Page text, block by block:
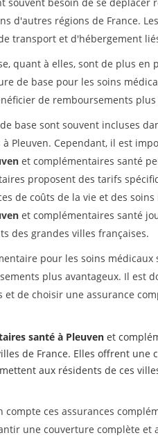
d'autres régions de France. Les
transport et d'hébergement
quant à elles, sont de plus
de base pour les soins
de remboursements plus
base sont souvent incluses
Pleuven. Cependant, il est
et complémentaires santé
proposent des tarifs
de coûts de la vie et des
et complémentaires santé
des grandes villes françaises.
pour les soins
plus avantageux. Il est
de choisir une assurance
santé à Pleuven et
de France. Elles offrent
aux résidents de ces
ces assurances
une couverture complète et